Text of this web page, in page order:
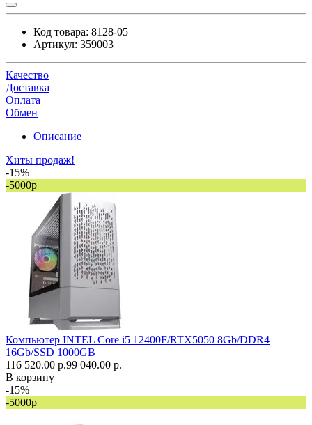
Код товара: 8128-05
Артикул: 359003
Качество
Доставка
Оплата
Обмен
Описание
Хиты продаж!
-15%
-5000р
Компьютер INTEL Core i5 12400F/RTX5050 8Gb/DDR4
16Gb/SSD 1000GB
116 520.00 р.99 040.00 р.
В корзину
-15%
-5000р